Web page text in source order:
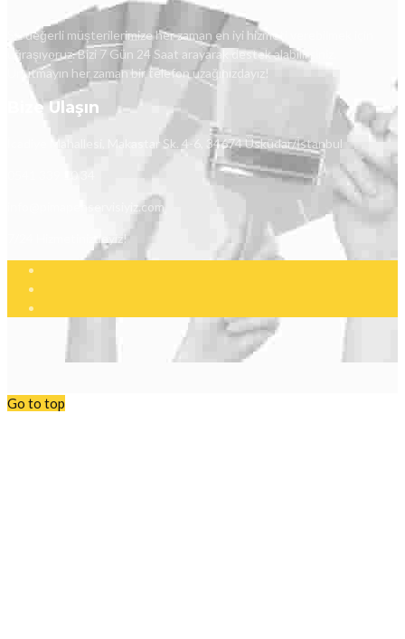
Siz değerli müşterilerimize her zaman en iyi hizmeti verebilmek için
uğraşıyoruz. Bizi 7 Gün 24 Saat arayarak destek alabilirsiniz.
Unutmayın her zaman bir telefon uzağınızdayız!
Bize Ulaşın
İcadiye Mahallesi, Makastar Sk. 4-6, 34674 Üsküdar/İstanbul
info@pimapenservisiyiz.com
7/24 Hizmetinizdeyiz!
Go to top